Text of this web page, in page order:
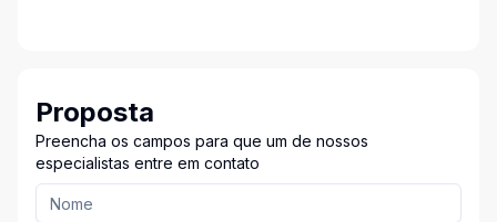
Proposta
Preencha os campos para que um de nossos
especialistas entre em contato